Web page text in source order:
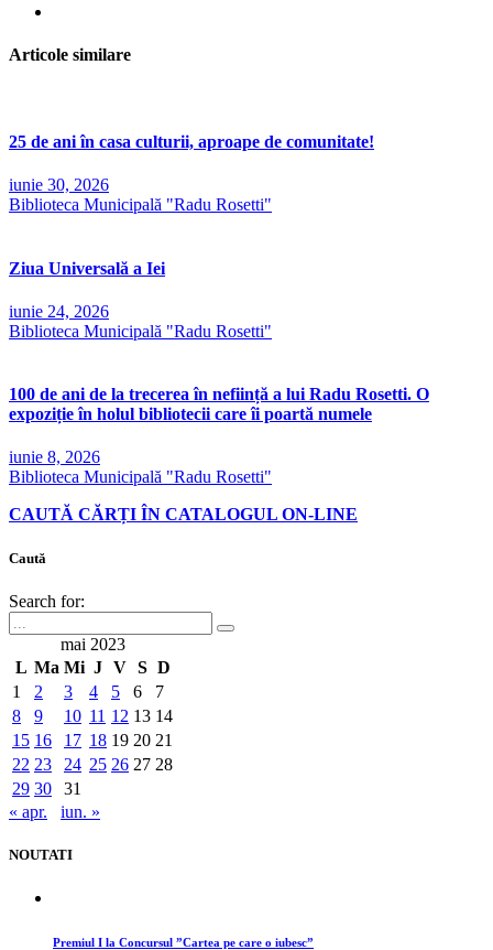
Articole similare
25 de ani în casa culturii, aproape de comunitate!
iunie 30, 2026
Biblioteca Municipală "Radu Rosetti"
Ziua Universală a Iei
iunie 24, 2026
Biblioteca Municipală "Radu Rosetti"
100 de ani de la trecerea în neființă a lui Radu Rosetti. O
expoziție în holul bibliotecii care îi poartă numele
iunie 8, 2026
Biblioteca Municipală "Radu Rosetti"
CAUTĂ CĂRȚI ÎN CATALOGUL ON-LINE
Caută
Search for:
mai 2023
L Ma Mi J V S D
1
2 3 4 5 6
7
8
9 10 11 12 13 14
15 16 17 18 19 20 21
22 23 24 25 26 27 28
29 30
31
« apr.
iun. »
NOUTATI
Premiul I la Concursul ”Cartea pe care o iubesc”